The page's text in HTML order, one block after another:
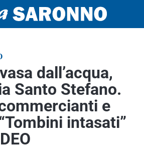
dall’acqua,
Santo Stefano.
e
intasati”